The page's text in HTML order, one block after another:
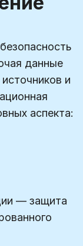
данные
и
аспекта:
— защита